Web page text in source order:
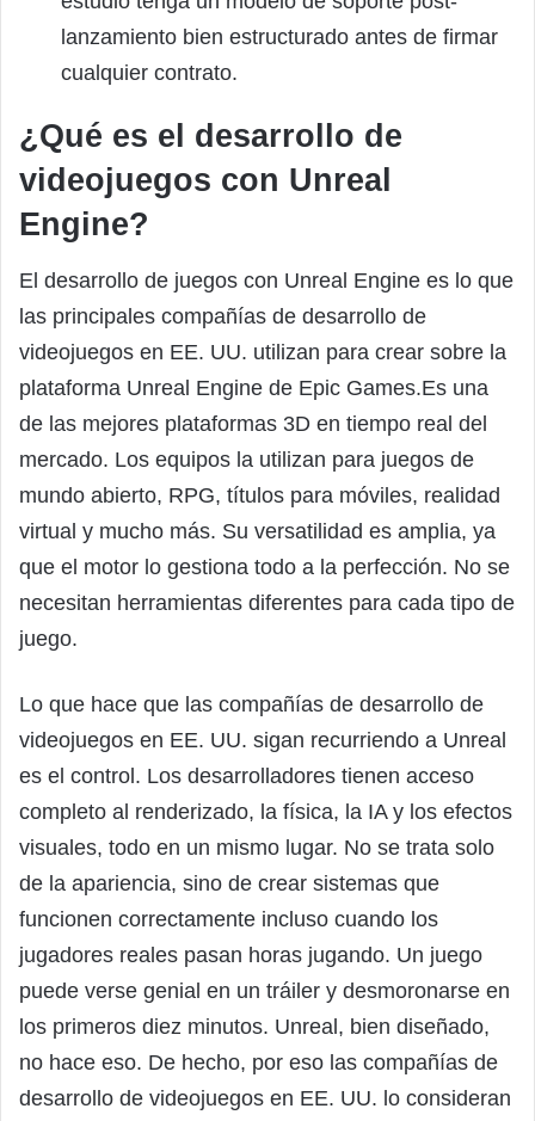
lanzamiento bien estructurado antes de firmar
cualquier contrato.
¿Qué es el desarrollo de
videojuegos con Unreal
Engine?
El desarrollo de juegos con Unreal Engine es lo que
las principales compañías de desarrollo de
videojuegos en EE. UU. utilizan para crear sobre la
plataforma Unreal Engine de Epic Games.Es una
de las mejores plataformas 3D en tiempo real del
mercado. Los equipos la utilizan para juegos de
mundo abierto, RPG, títulos para móviles, realidad
virtual y mucho más. Su versatilidad es amplia, ya
que el motor lo gestiona todo a la perfección. No se
necesitan herramientas diferentes para cada tipo de
juego.
Lo que hace que las compañías de desarrollo de
videojuegos en EE. UU. sigan recurriendo a Unreal
es el control. Los desarrolladores tienen acceso
completo al renderizado, la física, la IA y los efectos
visuales, todo en un mismo lugar. No se trata solo
de la apariencia, sino de crear sistemas que
funcionen correctamente incluso cuando los
jugadores reales pasan horas jugando. Un juego
puede verse genial en un tráiler y desmoronarse en
los primeros diez minutos. Unreal, bien diseñado,
no hace eso. De hecho, por eso las compañías de
desarrollo de videojuegos en EE. UU. lo consideran